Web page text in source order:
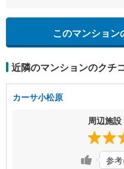
このマンション
近隣のマンションのクチ
カーサ小松原
周辺施
参